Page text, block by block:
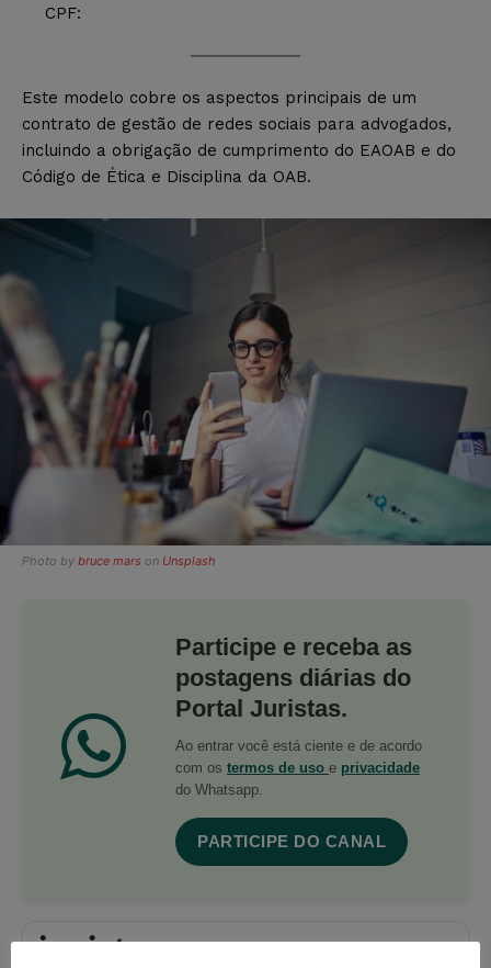
CPF:
Este modelo cobre os aspectos principais de um
contrato de gestão de redes sociais para advogados,
incluindo a obrigação de cumprimento do EAOAB e do
Código de Ética e Disciplina da OAB.
Photo by bruce mars on Unsplash
Participe e receba as
postagens diárias do
Portal Juristas.
Ao entrar você está ciente e de acordo
com os termos de uso e privacidade
do Whatsapp.
PARTICIPE DO CANAL